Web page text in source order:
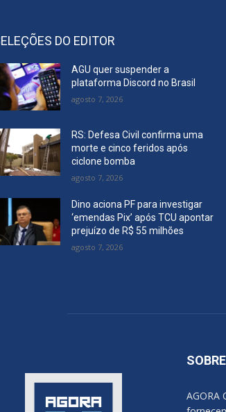
DO EDITOR
AGU quer suspender a
plataforma Discord no Brasil
agosto 7, 2026
RS: Defesa Civil confirma uma
morte e cinco feridos após
ciclone bomba
agosto 7, 2026
Dino aciona PF para investigar
‘emendas Pix’ após TCU apontar
prejuízo de R$ 55 milhões
agosto 7, 2026
AGORA